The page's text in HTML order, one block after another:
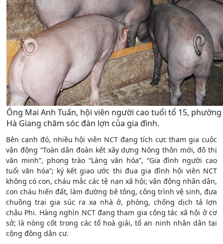
Ông Mai Anh Tuấn, hội viên người cao tuổi tổ 15,
Hà Giang chăm sóc đàn lợn của gia đình.
Bên cạnh đó, nhiều hội viên NCT đang tích cực tham gia cuộc
vận động “Toàn dân đoàn kết xây dựng Nông thôn mới, đô thị
văn minh”, phong trào “Làng văn hóa”, “Gia đình người cao
tuổi văn hóa”; ký kết giao ước thi đua gia đình hội viên NCT
không có con, cháu mắc các tệ nạn xã hội; vận động nhân dân,
con cháu hiến đất, làm đường bê tông, công trình vệ sinh, đưa
chuồng trại gia súc ra xa nhà ở, phòng, chống dịch tả lợn
châu Phi. Hàng nghìn NCT đang tham gia công tác xã hội ở cơ
sở; là nòng cốt trong các tổ hoà giải, tổ an ninh nhân dân tại
cộng đồng dân cư.